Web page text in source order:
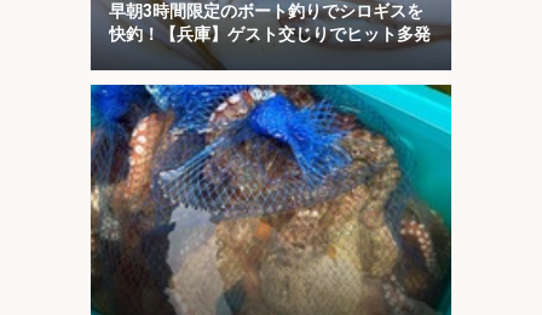
早朝3時間限定のボート釣りでシロギスを
快釣！【兵庫】ゲスト交じりでヒット多発